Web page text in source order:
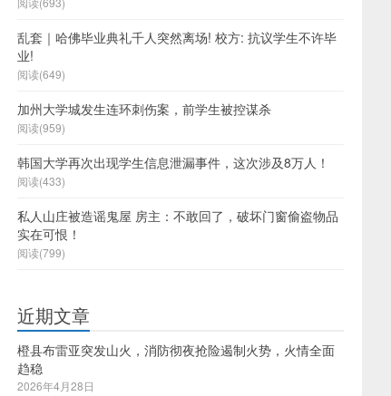
乱套｜哈佛毕业典礼千人突然离场! 校方: 抗议学生不许毕
业!
阅读(649)
加州大学城发生连环刺伤案，前学生被控谋杀
阅读(959)
韩国大学再次出现学生信息泄漏事件，这次涉及8万人！
阅读(433)
私人山庄被造谣鬼屋 房主：不敢回了，破坏门窗偷盗物品
实在可恨！
阅读(799)
近期文章
橙县布雷亚突发山火，消防彻夜抢险遏制火势，火情全面
趋稳
2026年4月28日